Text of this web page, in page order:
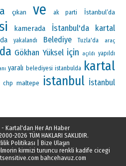
çıkan ve ak parti İstanbul’da
kamerada İstanbul'da
kartal
yakalandı Belediye Tuzla'da araç
Gökhan Yüksel için açıldı yapıldı
yaralı belediyesi istanbulda kartal
chp maltepe istanbul İstanbul
Kartal'dan Her An Haber
2026 TÜM HAKLARI SAKLIDIR.
Politikası
Bize Ulaşın
kirmizi turuncu renkli kadife cicegi
bahcehavuz.com